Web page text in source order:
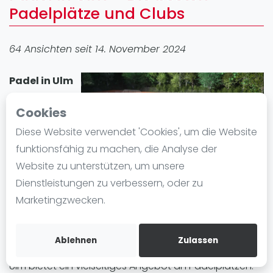
Cookies
Diese Website verwendet 'Cookies', um die Website
funktionsfähig zu machen, die Analyse der
Website zu unterstützen, um unsere
Dienstleistungen zu verbessern, oder zu
Marketingzwecken.
Ablehnen Zulassen
Ranking
Frauen
FIP Männer
Blog
Die Geschichte von Padel
Regeln und Punktzählung
Padel Schläge
Video
Padelplätze und Clubs
64 Ansichten seit 14. November 2024
Padel in Ulm
großer
Beliebtheit. In
der Stadt gibt
es 1 Padel-
Standort mit
insgesamt 1 Padelplatz . Egal ob Anfänger oder
einen Padelplatz einfach mieten.
Ulm bietet ein vielseitiges Angebot an Padelplätzen.